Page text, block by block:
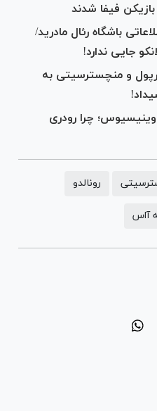
فیفا شدند
باشگاه رئال مادرید/
جایی ندارد!
و منچسترسیتی به
چرا رودری
رونالدو
آاس